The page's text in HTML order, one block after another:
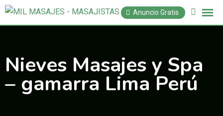
Saltar
Anuncio Gratis
Nieves Masajes y Spa
– gamarra Lima Perú